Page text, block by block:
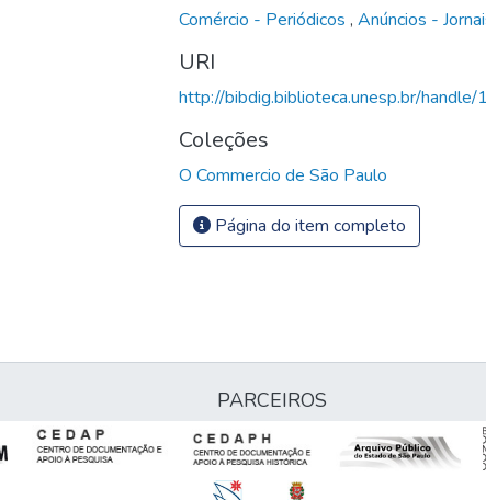
Comércio - Periódicos , Anúncios -
URI
http://bibdig.biblioteca.unesp.br/
Coleções
O Commercio de São Paulo
Página do item completo
PARCEIROS